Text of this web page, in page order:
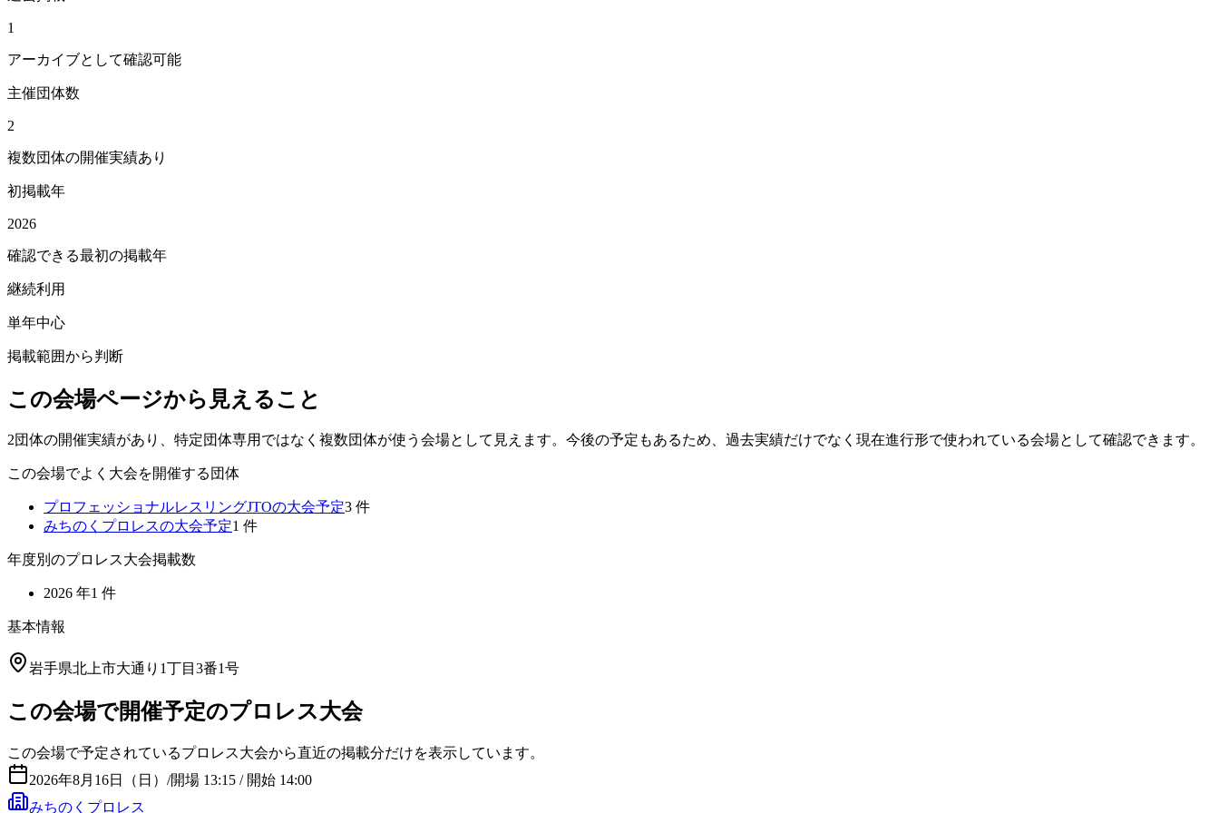
1
アーカイブとして確認可能
主催団体数
2
複数団体の開催実績あり
初掲載年
2026
確認できる最初の掲載年
継続利用
単年中心
掲載範囲から判断
この会場ページから見えること
2団体の開催実績があり、特定団体専用ではなく複数団体が使う会場として見えます。今後の予定もあるため、過去実績だけでなく現在進行形で使われている会場として確認できます。
この会場でよく大会を開催する団体
プロフェッショナルレスリングJTOの大会予定3 件
みちのくプロレスの大会予定1 件
年度別のプロレス大会掲載数
2026 年1 件
基本情報
岩手県北上市大通り1丁目3番1号
この会場で開催予定のプロレス大会
この会場で予定されているプロレス大会から直近の掲載分だけを表示しています。
2026年8月16日（日） /開場 13:15 / 開始 14:00
みちのくプロレス